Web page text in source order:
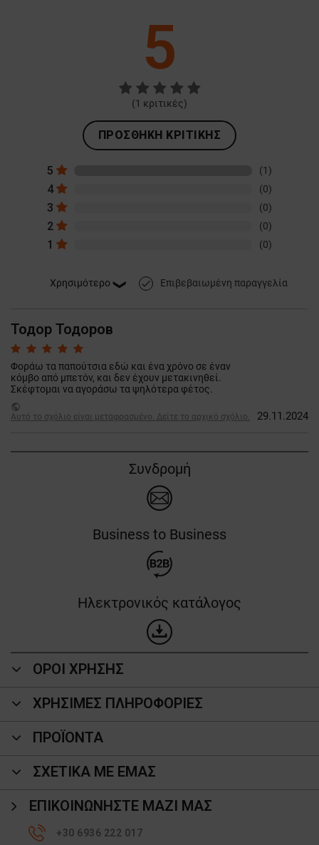
5
(1 κριτικές)
ΠΡΟΣΘΉΚΗ ΚΡΙΤΙΚΉΣ
5 (1)
4 (0)
3 (0)
2 (0)
1 (0)
done Επιβεβαιωμένη παραγγελία
Тодор Тодоров
Φοράω τα παπούτσια εδώ και ένα χρόνο σε έναν
κόμβο από μπετόν, και δεν έχουν μετακινηθεί.
Σκέφτομαι να αγοράσω τα ψηλότερα φέτος.
public
Αυτό το σχόλιο είναι μεταφρασμένο. Δείτε το αρχικό σχόλιο.
29.11.2024
Συνδρομή
Business to Business
Ηλεκτρονικός κατάλογος
ΟΡΟΙ ΧΡΗΣΗΣ
ΧΡΗΣΙΜΕΣ ΠΛΗΡΟΦΟΡΙΕΣ
ΠΡΟΪΌΝΤΑ
ΣΧΕΤΙΚΑ ΜΕ ΕΜΑΣ
ΕΠΙΚΟΙΝΩΝΉΣΤΕ ΜΑΖΊ ΜΑΣ
+30 6936 222 017